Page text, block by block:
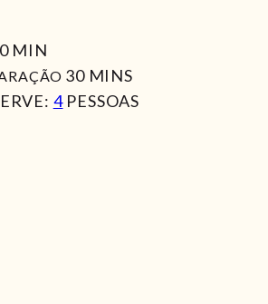
MIN
MIN
30MIN
MINS
4 PESSOAS